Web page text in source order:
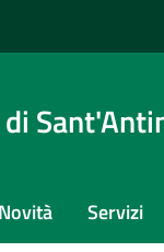
Novità Servizi